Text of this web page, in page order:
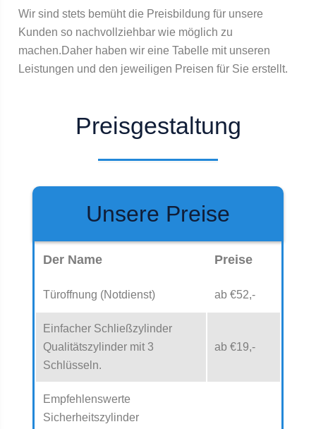
Wir sind stets bemüht die Preisbildung für unsere
Kunden so nachvollziehbar wie möglich zu
machen.Daher haben wir eine Tabelle mit unseren
Leistungen und den jeweiligen Preisen für Sie erstellt.
Preisgestaltung
Unsere Preise
Der Name Preise
Türoffnung (Notdienst) ab €52,-
Einfacher Schließzylinder
Qualitätszylinder mit 3
Schlüsseln.
ab €19,-
Empfehlenswerte
Sicherheitszylinder